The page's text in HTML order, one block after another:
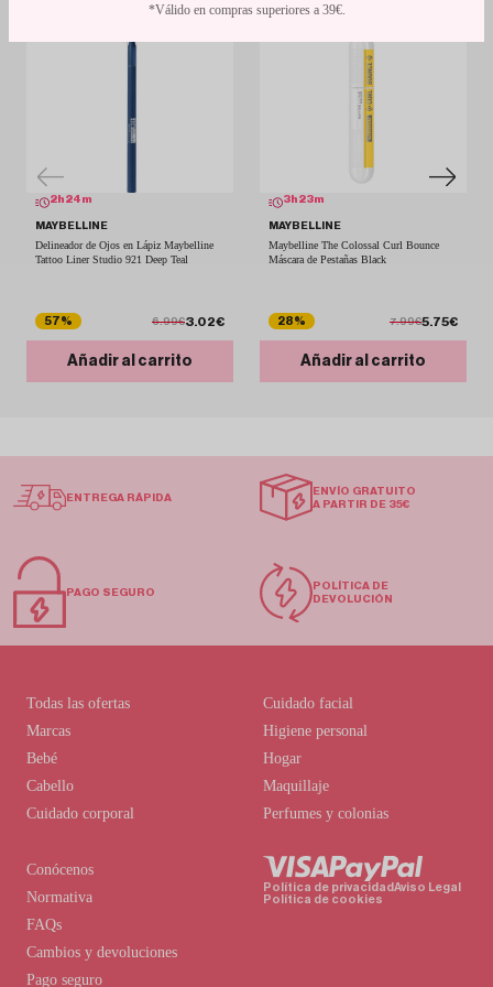
2 h 24 m
MAYBELLINE
Delineador de Ojos en Lápiz Maybelline
Tattoo Liner Studio 921 Deep Teal
57% 6.99€3.02€
Añadir al carrito
3 h 23m
MAYBELLINE
Maybelline The Colossal Curl Bounce
Máscara de Pestañas Black
28% 7.99€5.75€
Añadir al carrito
ENTREGA RÁPIDA
ENVÍO GRATUITO
A PARTIR DE 35€
PAGO SEGURO
POLÍTICA DE
DEVOLUCIÓN
Conócenos
Normativa
FAQs
Cambios y devoluciones
Pago seguro
Todas las ofertas
Marcas
Bebé
Cabello
Cuidado corporal
Cuidado facial
Higiene personal
Hogar
Maquillaje
Perfumes y colonias
Política de privacidadAviso Legal
Política de cookies
*Válido en compras superiores a 39€.